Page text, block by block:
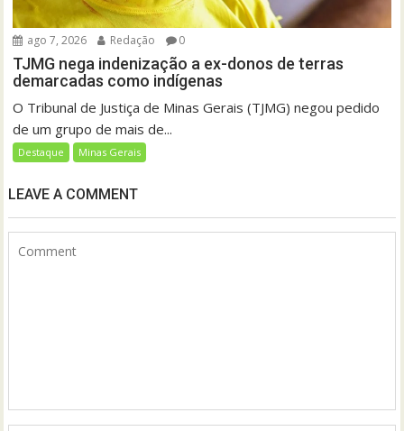
ago 7, 2026 Redação 0
TJMG nega indenização a ex-donos de terras
demarcadas como indígenas
O Tribunal de Justiça de Minas Gerais (TJMG) negou pedido
de um grupo de mais de...
Destaque Minas Gerais
LEAVE A COMMENT